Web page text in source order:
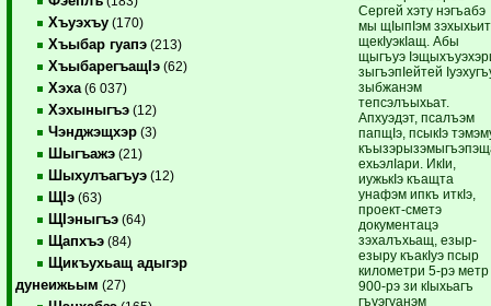
Хъуэхъу (170)
Хъыбар гуапэ (213)
ХъыбарегъащIэ (62)
Хэха (6 037)
Хэхыныгъэ (12)
Чэнджэщхэр (3)
Шыгъажэ (21)
Шыхулъагъуэ (12)
ЩIэ (63)
ЩIэныгъэ (64)
Щапхъэ (84)
Щикъухьащ адыгэр
дунеижьым (27)
Сергей хэту нэгъабэ
мы щIыпIэм
щекIуэкIащ. Абы
щыгъуэ
зыгъэпIейтей
зыбжанэм
тепсэлъыхьат.
Апхуэдэт, псалъэм
папщIэ, псыкIэ
ехьэлIари. ИкIи,
иужькIэ къащта
унафэм ипкъ иткIэ,
проект-сметэ
документацэ
зэхалъхьащ, езыр-
езыру къакIуэ псыр
километри 5-рэ метр
900-рэ зи кIыхьагъ
гъуэгуанэм